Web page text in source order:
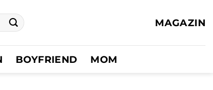
MAGAZIN
BOYFRIEND MOM